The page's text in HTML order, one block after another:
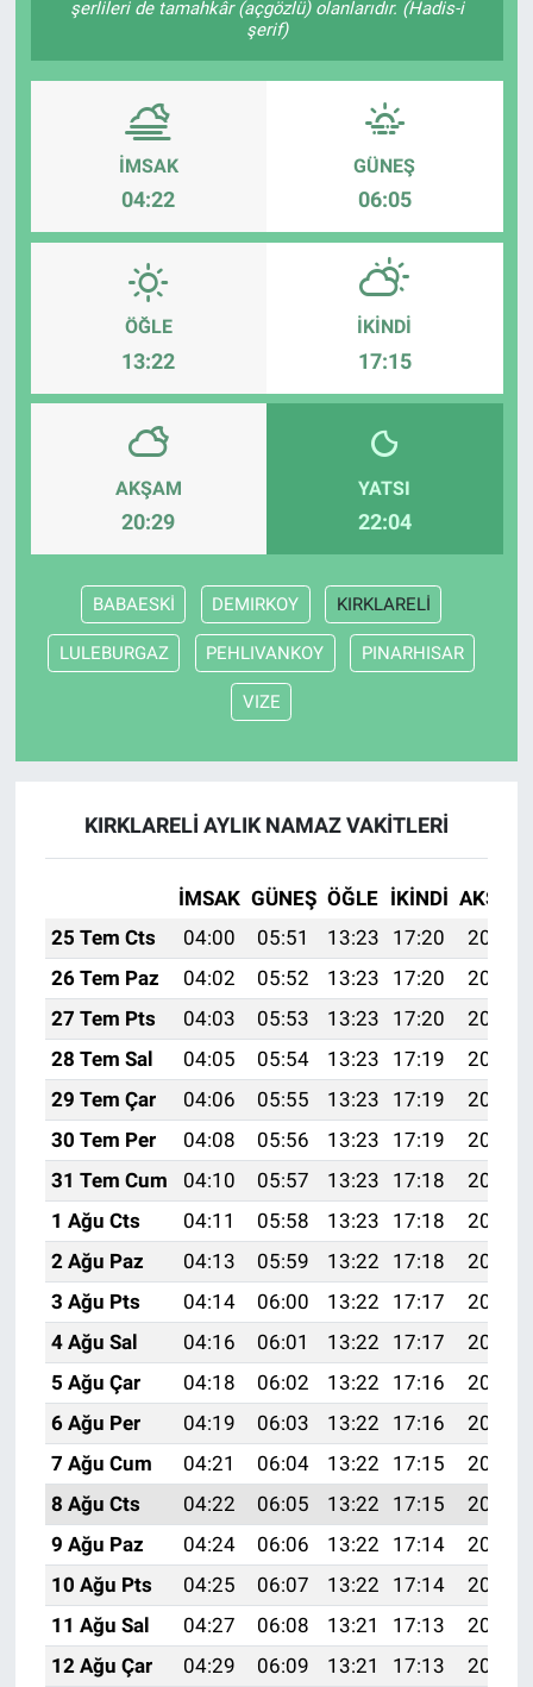
şerlileri de tamahkâr (açgözlü) olanlarıdır. (Hadis-i
şerif)
İMSAK
04:22
GÜNEŞ
06:05
ÖĞLE
13:22
İKINDI
17:15
AKŞAM
20:29
YATSI
22:04
BABAESKİ DEMIRKOY KIRKLARELİ
LULEBURGAZ PEHLIVANKOY PINARHISAR
VIZE
KIRKLARELİ AYLIK NAMAZ VAKITLERI
İMSAK GÜNEŞ ÖĞLE İKINDI AKŞAM
25 Tem Cts
04:00 05:51 13:23 17:20
20:44
26 Tem Paz
04:02 05:52 13:23 17:20
20:43
27 Tem Pts
04:03 05:53 13:23 17:20
20:42
28 Tem Sal
04:05 05:54 13:23 17:19
20:41
29 Tem Çar
04:06 05:55 13:23 17:19
20:40
30 Tem Per
04:08 05:56 13:23 17:19
20:39
31 Tem Cum
04:10 05:57 13:23 17:18
20:38
1 Ağu Cts
04:11 05:58 13:23 17:18
20:37
2 Ağu Paz
04:13 05:59 13:22 17:18
20:36
3 Ağu Pts
04:14 06:00 13:22 17:17
20:35
4 Ağu Sal
04:16 06:01 13:22 17:17
20:34
5 Ağu Çar
04:18 06:02 13:22 17:16
20:32
6 Ağu Per
04:19 06:03 13:22 17:16
20:31
7 Ağu Cum
04:21 06:04 13:22 17:15
20:30
8 Ağu Cts
04:22 06:05 13:22 17:15
20:29
9 Ağu Paz
04:24 06:06 13:22 17:14
20:27
10 Ağu Pts
04:25 06:07 13:22 17:14
20:26
11 Ağu Sal
04:27 06:08 13:21 17:13
20:25
12 Ağu Çar
04:29 06:09 13:21 17:13
20:23
MAGAZİN
ÖZEL HABER